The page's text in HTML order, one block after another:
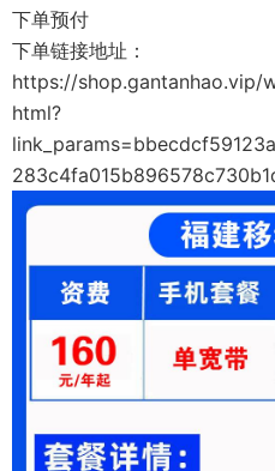
下单预付
下单链接地址：
https://shop.gantanhao.vip/
html?